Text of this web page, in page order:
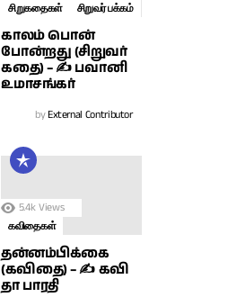
சிறுகதைகள் சிறுவர் பக்கம்
காலம் பொன்
போன்றது (சிறுவர்
கதை) – ✍ பவானி
உமாசங்கர்
byExternal Contributor
5.4k Views
கவிதைகள்
தன்னம்பிக்கை
(கவிதை) – ✍ கவி
தா பாரதி